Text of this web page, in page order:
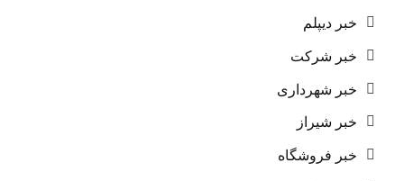
خبر دیپلم
خبر شرکت
خبر شهرداری
خبر شیراز
خبر فروشگاه